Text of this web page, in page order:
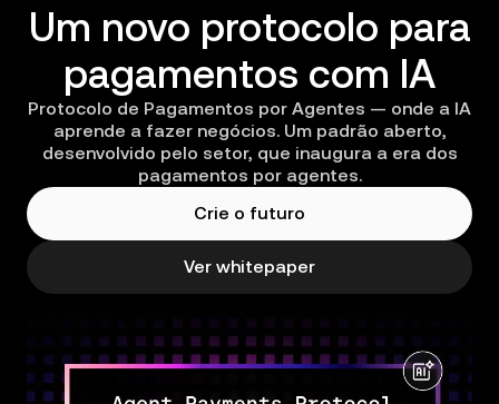
Um novo protocolo para
pagamentos com IA
Protocolo de Pagamentos por Agentes — onde a IA
aprende a fazer negócios. Um padrão aberto,
desenvolvido pelo setor, que inaugura a era dos
pagamentos por agentes.
Crie o futuro
Ver whitepaper